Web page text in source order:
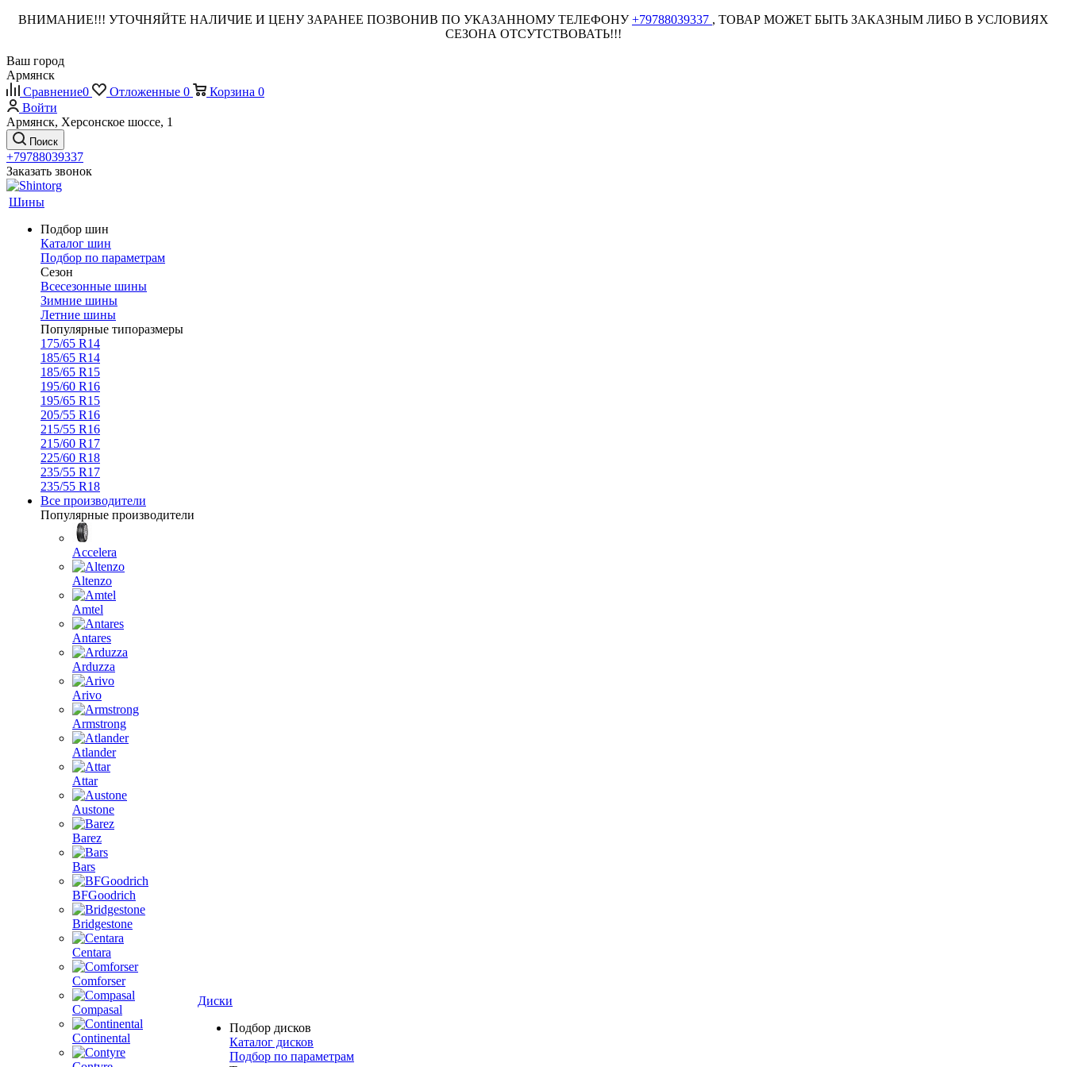
ВНИМАНИЕ!!! УТОЧНЯЙТЕ НАЛИЧИЕ И ЦЕНУ ЗАРАНЕЕ ПОЗВОНИВ ПО УКАЗАННОМУ ТЕЛЕФОНУ+79788039337 , ТОВАР МОЖЕТ БЫТЬ ЗАКАЗНЫМ ЛИБО В УСЛОВИЯХ
СЕЗОНА ОТСУТСТВОВАТЬ!!!
Ваш город
Армянск
Сравнение0 Отложенные 0 Корзина 0
Войти
Армянск, Херсонское шоссе, 1
Поиск
+79788039337
Заказать звонок
Шины
Подбор шин
Каталог шин
Подбор по параметрам
Сезон
Всесезонные шины
Зимние шины
Летние шины
Популярные типоразмеры
175/65 R14
185/65 R14
185/65 R15
195/60 R16
195/65 R15
205/55 R16
215/55 R16
215/60 R17
225/60 R18
235/55 R17
235/55 R18
Все производители
Популярные производители
Accelera
Altenzo
Amtel
Antares
Arduzza
Arivo
Armstrong
Atlander
Attar
Austone
Barez
Bars
BFGoodrich
Bridgestone
Centara
Comforser
Compasal
Continental
Диски
Подбор дисков
Каталог дисков
Подбор по параметрам